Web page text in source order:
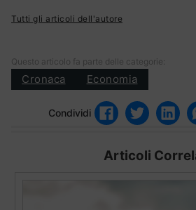
Tutti gli articoli dell'autore
Questo articolo fa parte delle categorie:
Cronaca Economia
Condividi
Articoli